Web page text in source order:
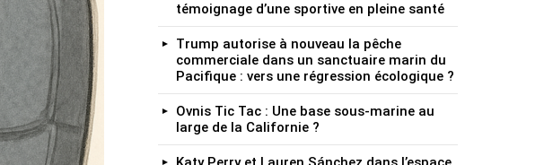
témoignage d’une sportive en pleine santé
Trump autorise à nouveau la pêche
commerciale dans un sanctuaire marin du
Pacifique : vers une régression écologique ?
Ovnis Tic Tac : Une base sous-marine au
large de la Californie ?